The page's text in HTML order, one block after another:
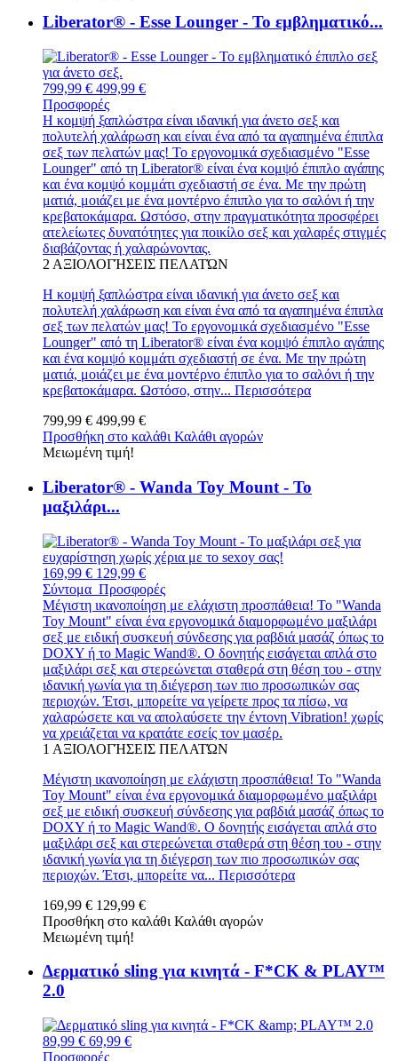
Liberator® - Esse Lounger - Το εμβληματικό...
799,99 € 499,99 €
Προσφορές
Η κομψή ξαπλώστρα είναι ιδανική για άνετο σεξ και
πολυτελή χαλάρωση και είναι ένα από τα αγαπημένα έπιπλα
σεξ των πελατών μας! Το εργονομικά σχεδιασμένο "Esse
Lounger" από τη Liberator® είναι ένα κομψό έπιπλο αγάπης
και ένα κομψό κομμάτι σχεδιαστή σε ένα. Με την πρώτη
ματιά, μοιάζει με ένα μοντέρνο έπιπλο για το σαλόνι ή την
κρεβατοκάμαρα. Ωστόσο, στην πραγματικότητα προσφέρει
ατελείωτες δυνατότητες για ποικίλο σεξ και χαλαρές στιγμές
διαβάζοντας ή χαλαρώνοντας.
2 ΑΞΙΟΛΟΓΉΣΕΙΣ ΠΕΛΑΤΏΝ
Η κομψή ξαπλώστρα είναι ιδανική για άνετο σεξ και
πολυτελή χαλάρωση και είναι ένα από τα αγαπημένα έπιπλα
σεξ των πελατών μας! Το εργονομικά σχεδιασμένο "Esse
Lounger" από τη Liberator® είναι ένα κομψό έπιπλο αγάπης
και ένα κομψό κομμάτι σχεδιαστή σε ένα. Με την πρώτη
ματιά, μοιάζει με ένα μοντέρνο έπιπλο για το σαλόνι ή την
κρεβατοκάμαρα. Ωστόσο, στην... Περισσότερα
799,99 € 499,99 €
Προσθήκη στο καλάθι Καλάθι αγορών
Μειωμένη τιμή!
Liberator® - Wanda Toy Mount - Το
μαξιλάρι...
169,99 € 129,99 €
Σύντομα Προσφορές
Μέγιστη ικανοποίηση με ελάχιστη προσπάθεια! Το "Wanda
Toy Mount" είναι ένα εργονομικά διαμορφωμένο μαξιλάρι
σεξ με ειδική συσκευή σύνδεσης για ραβδιά μασάζ όπως το
DOXY ή το Magic Wand®. Ο δονητής εισάγεται απλά στο
μαξιλάρι σεξ και στερεώνεται σταθερά στη θέση του - στην
ιδανική γωνία για τη διέγερση των πιο προσωπικών σας
περιοχών. Έτσι, μπορείτε να γείρετε προς τα πίσω, να
χαλαρώσετε και να απολαύσετε την έντονη Vibration! χωρίς
να χρειάζεται να κρατάτε εσείς τον μασέρ.
1 ΑΞΙΟΛΟΓΉΣΕΙΣ ΠΕΛΑΤΏΝ
Μέγιστη ικανοποίηση με ελάχιστη προσπάθεια! Το "Wanda
Toy Mount" είναι ένα εργονομικά διαμορφωμένο μαξιλάρι
σεξ με ειδική συσκευή σύνδεσης για ραβδιά μασάζ όπως το
DOXY ή το Magic Wand®. Ο δονητής εισάγεται απλά στο
μαξιλάρι σεξ και στερεώνεται σταθερά στη θέση του - στην
ιδανική γωνία για τη διέγερση των πιο προσωπικών σας
περιοχών. Έτσι, μπορείτε να... Περισσότερα
169,99 € 129,99 €
Προσθήκη στο καλάθι Καλάθι αγορών
Μειωμένη τιμή!
Δερματικό sling για κινητά - F*CK & PLAY™
2.0
89,99 € 69,99 €
Προσφορές